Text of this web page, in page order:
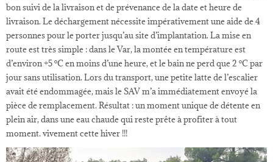
bon suivi de la livraison et de prévenance de la date et heure de
livraison. Le déchargement nécessite impérativement une aide de 4
personnes pour le porter jusqu’au site d’implantation. La mise en
route est très simple : dans le Var, la montée en température est
d’environ +5 °C en moins d’une heure, et le bain ne perd que 2 °C par
jour sans utilisation. Lors du transport, une petite latte de l’escalier
avait été endommagée, mais le SAV m’a immédiatement envoyé la
pièce de remplacement. Résultat : un moment unique de détente en
plein air, dans une eau chaude qui reste prête à profiter à tout
moment. vivement cette hiver !!!